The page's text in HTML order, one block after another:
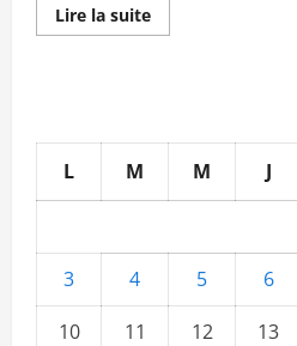
Lire la suiteEn
savoir
centaine
travailleurs
maliens
L M M J
3
4 5 6
10
11 12 13